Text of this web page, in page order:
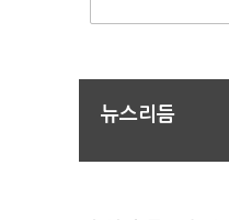
뉴스리듬